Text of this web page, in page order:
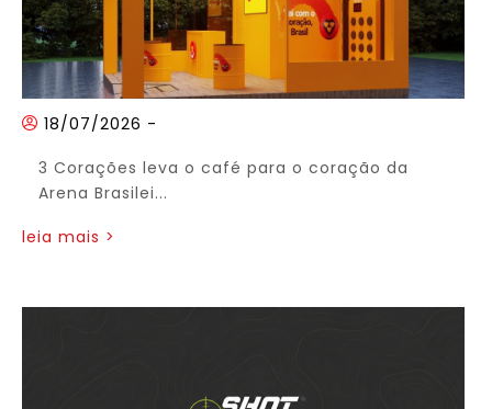
18/07/2026 -
3 Corações leva o café para o coração da
Arena Brasilei...
leia mais >